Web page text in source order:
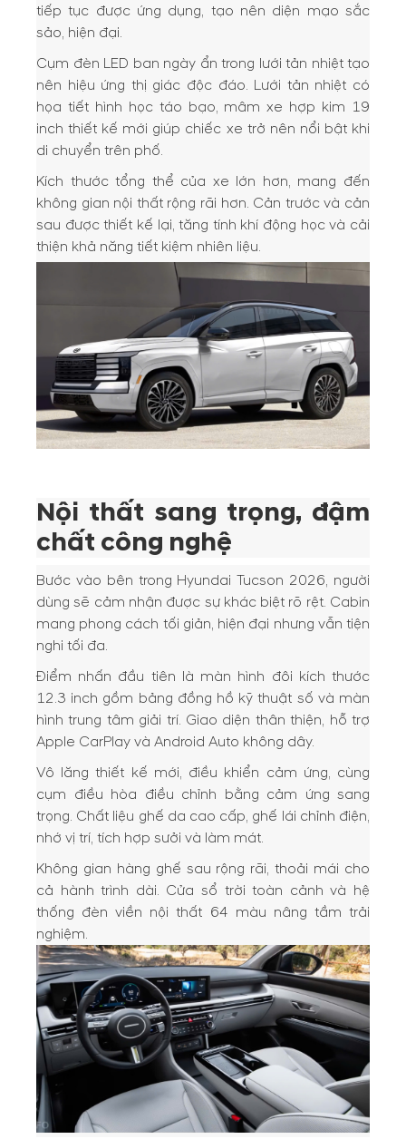
tiếp tục được ứng dụng, tạo nên diện mạo sắc
sảo, hiện đại.
Cụm đèn LED ban ngày ẩn trong lưới tản nhiệt tạo
nên hiệu ứng thị giác độc đáo. Lưới tản nhiệt có
họa tiết hình học táo bạo, mâm xe hợp kim 19
inch thiết kế mới giúp chiếc xe trở nên nổi bật khi
di chuyển trên phố.
Kích thước tổng thể của xe lớn hơn, mang đến
không gian nội thất rộng rãi hơn. Cản trước và cản
sau được thiết kế lại, tăng tính khí động học và cải
thiện khả năng tiết kiệm nhiên liệu.
Nội thất sang trọng, đậm
chất công nghệ
Bước vào bên trong Hyundai Tucson 2026, người
dùng sẽ cảm nhận được sự khác biệt rõ rệt. Cabin
mang phong cách tối giản, hiện đại nhưng vẫn tiện
nghi tối đa.
Điểm nhấn đầu tiên là màn hình đôi kích thước
12.3 inch gồm bảng đồng hồ kỹ thuật số và màn
hình trung tâm giải trí. Giao diện thân thiện, hỗ trợ
Apple CarPlay và Android Auto không dây.
Vô lăng thiết kế mới, điều khiển cảm ứng, cùng
cụm điều hòa điều chỉnh bằng cảm ứng sang
trọng. Chất liệu ghế da cao cấp, ghế lái chỉnh điện,
nhớ vị trí, tích hợp sưởi và làm mát.
Không gian hàng ghế sau rộng rãi, thoải mái cho
cả hành trình dài. Cửa sổ trời toàn cảnh và hệ
thống đèn viền nội thất 64 màu nâng tầm trải
nghiệm.